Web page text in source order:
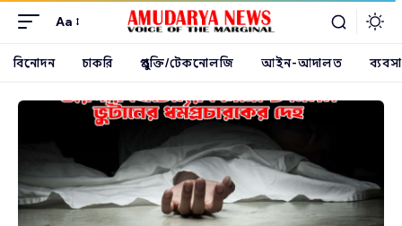
Aa
বিনোদন চাকরি প্রযুক্তি/টেকনোলজি আইন-আদালত ব্যবসা